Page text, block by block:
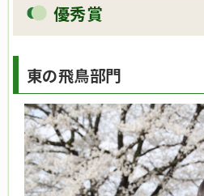
優秀賞
東の飛鳥部門